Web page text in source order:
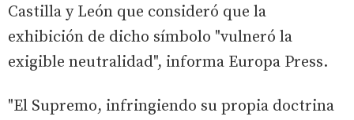
Castilla y León que consideró que la
exhibición de dicho símbolo "vulneró la
exigible neutralidad", informa Europa Press.
"El Supremo, infringiendo su propia doctrina